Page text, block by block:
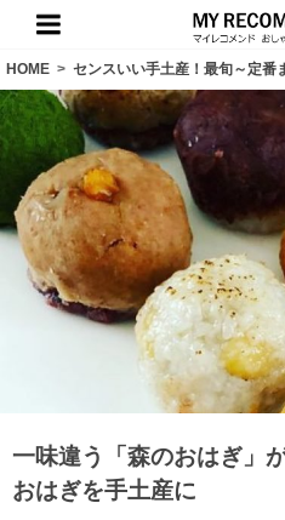
HOME > センスいい手土産！最旬～定番
一味違う「森のおはぎ」
おはぎを手土産に